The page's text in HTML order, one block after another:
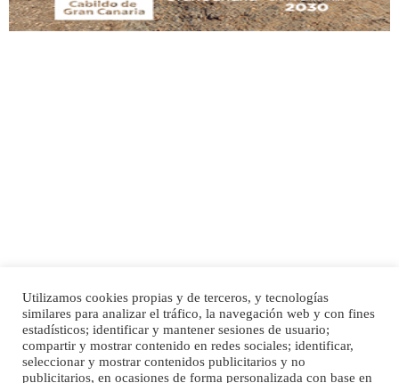
SHIBA PERDIDO AVDA JOSE MESA Y LOPEZ
PERRO MACHO RAZA SHIBA CON MICROCHIP PERDIDO HOY 06/07/2025 ZONA
MESA Y LOPEZ. ES MUY ASUSTADIZO
Leales.org » Gran Canaria | 6.7.2025
Inicio Publicidad
Política de privacidad
Aviso Legal
Cláusula de Cookies
Enlaces de interés
Utilizamos cookies propias y de terceros, y tecnologías
similares para analizar el tráfico, la navegación web y con fines
estadísticos; identificar y mantener sesiones de usuario;
compartir y mostrar contenido en redes sociales; identificar,
seleccionar y mostrar contenidos publicitarios y no
publicitarios, en ocasiones de forma personalizada con base en